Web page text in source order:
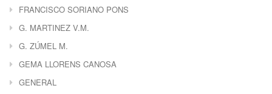
FRANCISCO SORIANO PONS
G. MARTINEZ V.M.
G. ZÚMEL M.
GEMA LLORENS CANOSA
GENERAL